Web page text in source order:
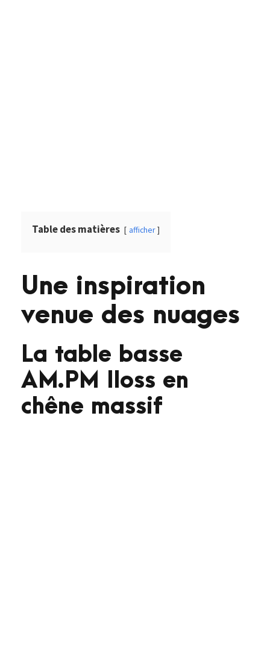
Table des matières afficher
Une inspiration
venue des nuages
La table basse
AM.PM Iloss en
chêne massif